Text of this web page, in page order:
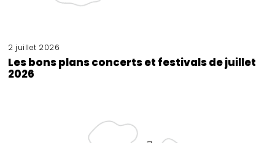
2 juillet 2026
Les bons plans concerts et festivals de juillet
2026